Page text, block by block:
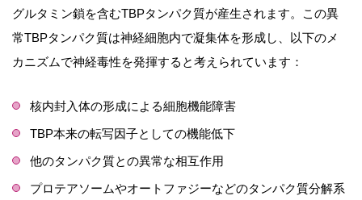
グルタミン鎖を含むTBPタンパク質が産生されます。この異
常TBPタンパク質は神経細胞内で凝集体を形成し、以下のメ
カニズムで神経毒性を発揮すると考えられています：
核内封入体の形成による細胞機能障害
TBP本来の転写因子としての機能低下
他のタンパク質との異常な相互作用
プロテアソームやオートファジーなどのタンパク質分解系